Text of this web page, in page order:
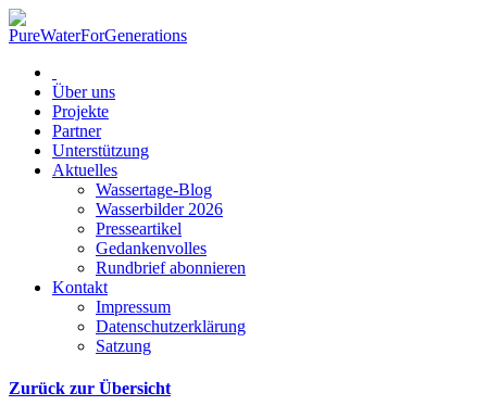
Über uns
Projekte
Partner
Unterstützung
Aktuelles
Wassertage-Blog
Wasserbilder 2026
Presseartikel
Gedankenvolles
Rundbrief abonnieren
Kontakt
Impressum
Datenschutzerklärung
Satzung
Zurück zur Übersicht